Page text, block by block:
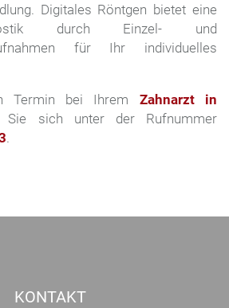
Digitales Röntgen bietet eine
durch Einzel- und
für Ihr individuelles
Termin bei Ihrem Zahnarzt in
Sie sich unter der Rufnummer
.
KONTAKT